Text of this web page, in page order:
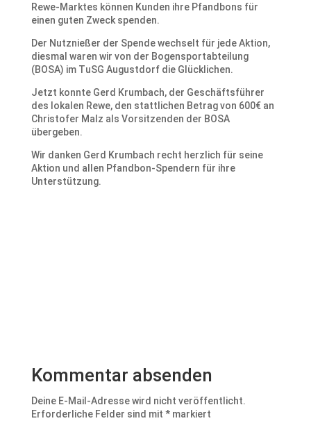
Rewe-Marktes können Kunden ihre Pfandbons für
einen guten Zweck spenden.
Der Nutznießer der Spende wechselt für jede Aktion,
diesmal waren wir von der Bogensportabteilung
(BOSA) im TuSG Augustdorf die Glücklichen.
Jetzt konnte Gerd Krumbach, der Geschäftsführer
des lokalen Rewe, den stattlichen Betrag von 600€ an
Christofer Malz als Vorsitzenden der BOSA
übergeben.
Wir danken Gerd Krumbach recht herzlich für seine
Aktion und allen Pfandbon-Spendern für ihre
Unterstützung.
Kommentar absenden
Deine E-Mail-Adresse wird nicht veröffentlicht.
Erforderliche Felder sind mit *markiert